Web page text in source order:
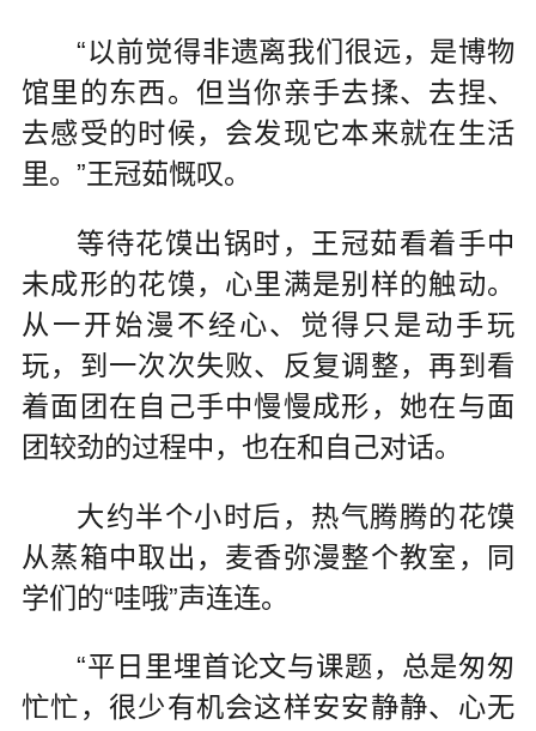
“以前觉得非遗离我们很远，是博物
馆里的东西。但当你亲手去揉、去捏、
去感受的时候，会发现它本来就在生活
里。”王冠茹慨叹。
等待花馍出锅时，王冠茹看着手中
未成形的花馍，心里满是别样的触动。
从一开始漫不经心、觉得只是动手玩
玩，到一次次失败、反复调整，再到看
着面团在自己手中慢慢成形，她在与面
团较劲的过程中，也在和自己对话。
大约半个小时后，热气腾腾的花馍
从蒸箱中取出，麦香弥漫整个教室，同
学们的“哇哦”声连连。
“平日里埋首论文与课题，总是匆匆
忙忙，很少有机会这样安安静静、心无